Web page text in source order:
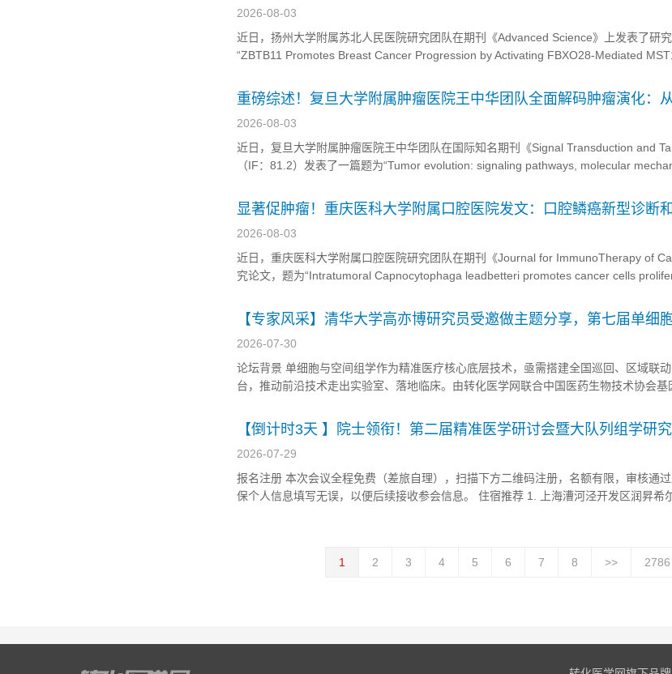
在治疗靶点
2026-08-03
近日，扬州大学附属苏北人民医院研究团队在期刊《Advanced Science》上发表了研
“ZBTB11 Promotes Breast Cancer Progression by Activating FBXO28-Mediated
重磅综述！复旦大学附属肿瘤医院王中华团队全面解码肿瘤演化：
准治疗新策略
2026-08-03
近日，复旦大学附属肿瘤医院王中华团队在国际知名期刊《Signal Transduction and
（IF：81.2）发表了一篇题为“Tumor evolution: signaling pathways, molecular
显著促肿瘤！重庆医科大学附属口腔医院发文：口腔鳞癌新型诊断
2026-08-03
近日，重庆医科大学附属口腔医院研究团队在期刊《Journal for ImmunoTherapy of
究论文，题为“Intratumoral Capnocytophaga leadbetteri promotes cancer cells
【专家风采】清华大学高亦博研究员受邀做主题分享，第七届单细
坛将于2026年9月18-19日在北京召开！
2026-07-30
论坛背景 单细胞与空间组学作为精准医疗核心底层技术，亟需搭建全国巡回、区域联
台，推动前沿技术走出实验室、落地临床。由转化医学网联合中国医药生物技术协会基
圆满举办。从长三角到西部高地，两场大会各汇聚近千位高校科研学者、临床医师、生
【倒计时3天 】院士领衔！第二届精准医学研讨会暨大队列组学研
于8月1日上海召开，诚邀您的参与！
2026-07-29
报名注册 本次会议全程免费（差旅自理），扫描下方二维码注册，名额有限，审核通
保个人信息填写无误，以便后续接收参会信息。 住宿推荐 1. 上海漕河泾开发区润昇希
1 2 3 4 5 6 7 8 >> 2786